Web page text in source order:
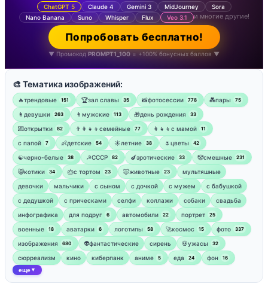
ChatGPT 5 Claude 4 Gemini 3 MidJourney
Sora
Nano Banana
Suno Whisper Flux Veo 3.1 и многие другие!
Попробовать бесплатно!
▼ Промокод PROMPT1_100 = +100% бонусных баллов ▼
🎨 Тематика изображений:
🔥трендовые 151 🏆зал славы 35 📸фотосессии 778 💑пары 75
👩девушки 263 👨мужские 113 🎁день рождения 33
💌открытки 82 👨‍👩‍👧‍👦семейные 77 👩‍👧‍👦с мамой 11
‍с папой 7 👶детские 54 ☀️летние 38 🌷цветы 42
☯︎черно-белые 38 ☭СССР 82 🍆эротические 33 🤡смешные 231
😸котики 34 🎂с тортом 23 🐷животные 23
мультяшные
девочки
мальчики с сыном с дочкой с мужем
с бабушкой
с дедушкой
с прическами селфи коллажи собаки
свадьба
инфографика
для подруг 6 автомобили 22 портрет 25
военные 18 аватарки 6 логотипы 58 🚀космос 15 фото 337
изображения 680 👽фантастические сирень 💀ужасы 32
сюрреализм кино киберпанк аниме 5 еда 24 фон 16
еще ▼